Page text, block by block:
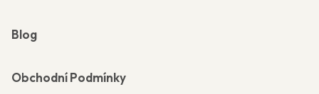
Blog
Obchodní Podmínky